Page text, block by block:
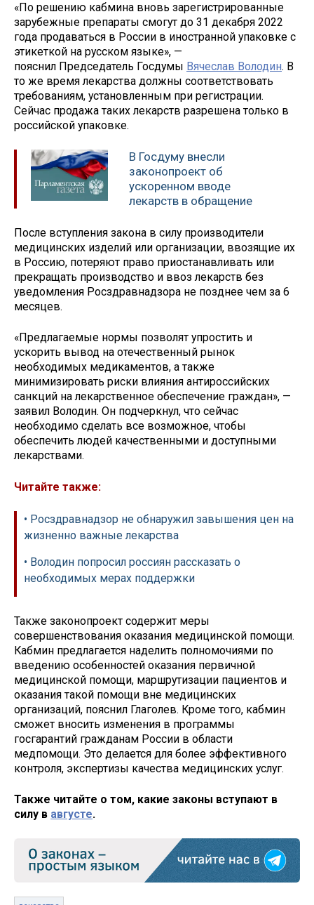
«По решению кабмина вновь зарегистрированные
зарубежные препараты смогут до 31 декабря 2022
года продаваться в России в иностранной упаковке с
этикеткой на русском языке», —
пояснил Председатель Госдумы Вячеслав Володин. В
то же время лекарства должны соответствовать
требованиям, установленным при регистрации.
Сейчас продажа таких лекарств разрешена только в
российской упаковке.
В Госдуму внесли
законопроект об
ускоренном вводе
лекарств в обращение
После вступления закона в силу производители
медицинских изделий или организации, ввозящие их
в Россию, потеряют право приостанавливать или
прекращать производство и ввоз лекарств без
уведомления Росздравнадзора не позднее чем за 6
месяцев.
«Предлагаемые нормы позволят упростить и
ускорить вывод на отечественный рынок
необходимых медикаментов, а также
минимизировать риски влияния антироссийских
санкций на лекарственное обеспечение граждан», —
заявил Володин. Он подчеркнул, что сейчас
необходимо сделать все возможное, чтобы
обеспечить людей качественными и доступными
лекарствами.
Читайте также:
• Росздравнадзор не обнаружил завышения цен на
жизненно важные лекарства
• Володин попросил россиян рассказать о
необходимых мерах поддержки
Также законопроект содержит меры
совершенствования оказания медицинской помощи.
Кабмин предлагается наделить полномочиями по
введению особенностей оказания первичной
медицинской помощи, маршрутизации пациентов и
оказания такой помощи вне медицинских
организаций, пояснил Глаголев. Кроме того, кабмин
сможет вносить изменения в программы
госгарантий гражданам России в области
медпомощи. Это делается для более эффективного
контроля, экспертизы качества медицинских услуг.
Также читайте о том, какие законы вступают в
силу в августе.